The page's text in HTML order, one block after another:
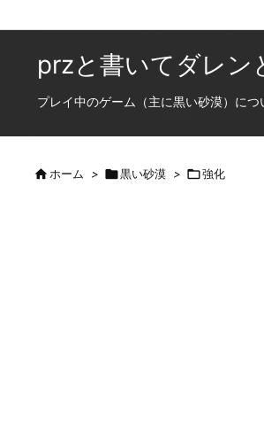
przと書いてダレン
プレイ中のゲーム（主に黒い砂漠）に
ホーム > 黒い砂漠 > 強化